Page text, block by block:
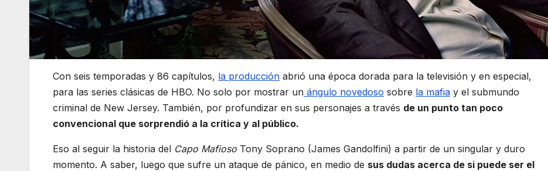
Con seis temporadas y 86 capítulos, la producción abrió una época dorada para la televisión y en especial,
para las series clásicas de HBO. No solo por mostrar un ángulo novedoso sobre la mafia y el submundo
criminal de New Jersey. También, por profundizar en sus personajes a través de un punto tan poco
convencional que sorprendió a la crítica y al público.
Eso al seguir la historia del Capo Mafioso Tony Soprano (James Gandolfini) a partir de un singular y duro
momento. A saber, luego que sufre un ataque de pánico, en medio de sus dudas acerca de si puede ser el